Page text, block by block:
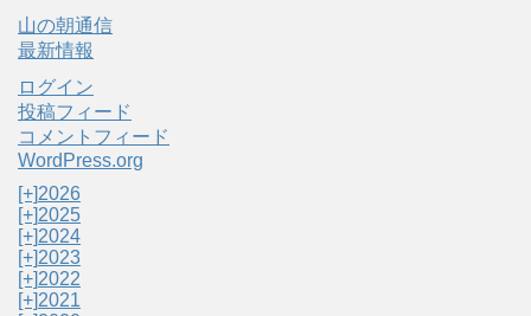
山の朝通信
最新情報
ログイン
投稿フィード
コメントフィード
WordPress.org
[+]2026
[+]2025
[+]2024
[+]2023
[+]2022
[+]2021